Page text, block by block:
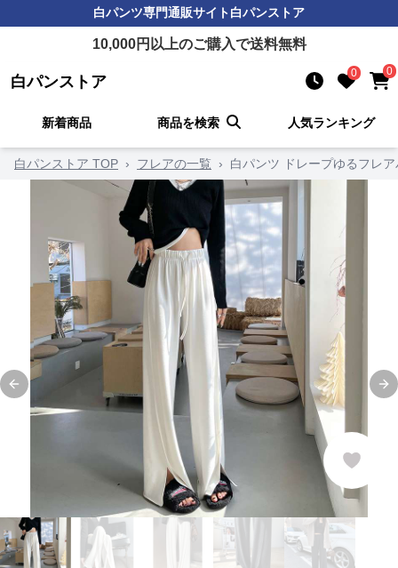
白パンツ専門通販サイト白パンストア
10,000円以上のご購入で送料無料
白パンストア 0 0
新着商品 商品を検索 人気ランキング
白パンストア TOP › フレアの一覧 › 白パンツ ドレープゆるフレ
Previous slide